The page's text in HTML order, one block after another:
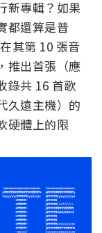
新專輯？如果
都還算是普
其第 10 張音
推出首張（應
錄共 16 首歌
久遠主機）的
硬體上的限